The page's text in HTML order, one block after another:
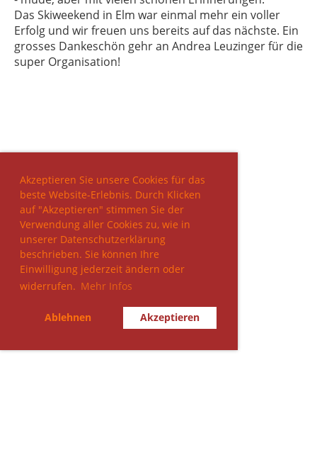
Akzeptieren Sie unsere Cookies für das
beste Website-Erlebnis. Durch Klicken
auf "Akzeptieren" stimmen Sie der
Verwendung aller Cookies zu, wie in
unserer Datenschutzerklärung
beschrieben. Sie können Ihre
Einwilligung jederzeit ändern oder
widerrufen. Mehr Infos
Ablehnen Akzeptieren
Das Skiweekend in Elm war einmal mehr ein voller
Erfolg und wir freuen uns bereits auf das nächste. Ein
grosses Dankeschön gehr an Andrea Leuzinger für die
super Organisation!